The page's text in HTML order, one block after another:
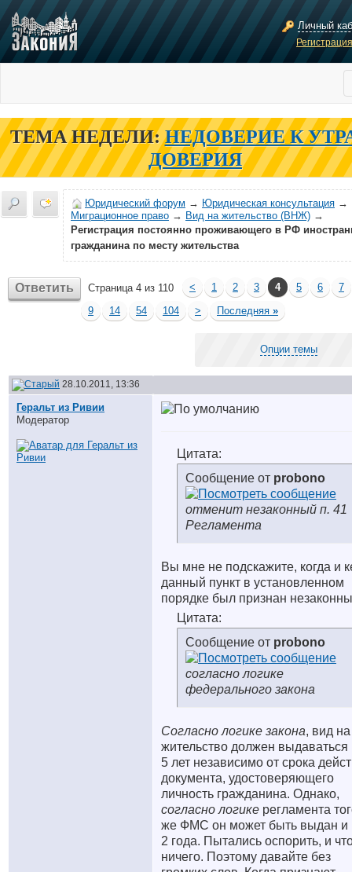
Личный
ТЕМА НЕДЕЛИ: НЕДОВЕРИЕ К
ДОВЕРИЯ
Юридический форум → Юридическая консультация →
Миграционное право → Вид на жительство (ВНЖ) →
Регистрация постоянно проживающего в РФ
гражданина по месту жительства
Ответить Страница 4 из 110 < 1 2 3 4 5 6
7
9
14 54 104 > Последняя »
Опции темы
28.10.2011, 13:36
Геральт из Ривии
Модератор
Цитата:
Сообщение от probono
отменит незаконный п. 41
Регламента
Вы мне не подскажите, когда и
данный пункт в установленном
порядке был признан
Цитата:
Сообщение от probono
согласно логике
федерального закона
Согласно логике закона, вид на
жительство должен выдаваться
5 лет независимо от срока
документа, удостоверяющего
личность гражданина. Однако,
согласно логике регламента
же ФМС он может быть выдан и
2 года. Пытались оспорить, и
ничего. Поэтому давайте без